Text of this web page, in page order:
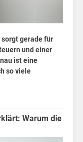
gerade für
und einer
ist eine
so viele
Warum die